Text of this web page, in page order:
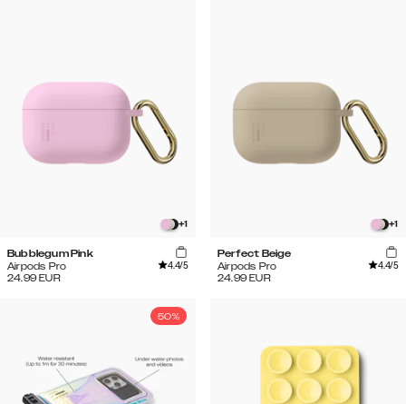
+1
Bubblegum Pink
Airpods Pro
4.4/5
24.99 EUR
+1
Perfect Beige
Airpods Pro
4.4/5
24.99 EUR
50%